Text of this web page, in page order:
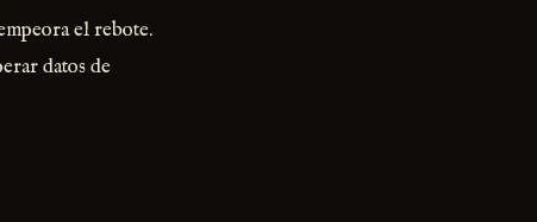
el rebote.
datos de